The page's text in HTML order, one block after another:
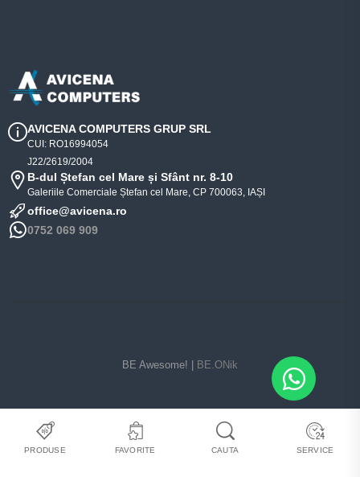
AVICENA COMPUTERS GRUP SRL
CUI: RO16994054
J22/2619/2004
B-dul Ștefan cel Mare și Sfânt nr. 8-10
Galeriile Comerciale Ștefan cel Mare, CP 700063, IAȘI
office@avicena.ro
0752 069 909
BE Awesome! | BE.ONik
PRODUSE FAVORITE CAUTA SERVICE